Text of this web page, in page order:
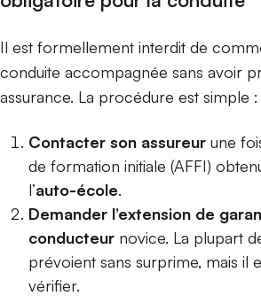
Il est formellement interdit de
conduite accompagnée sans avoir
assurance. La procédure est simple :
Contacter son assureur une
de formation initiale (AFFI)
l’auto-école.
Demander l’extension de
conducteur novice. La plupart
prévoient sans surprime, mais il
vérifier.